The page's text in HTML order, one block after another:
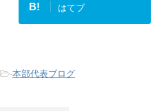
B! はてブ
-本部代表ブログ